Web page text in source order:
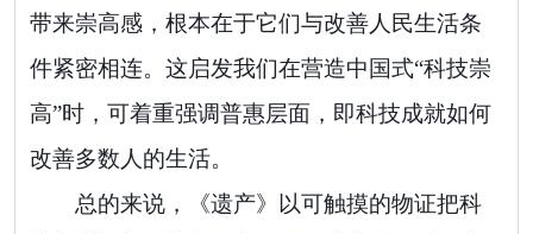
带来崇高感，根本在于它们与改善人民生活条
件紧密相连。这启发我们在营造中国式“科技崇
高”时，可着重强调普惠层面，即科技成就如何
改善多数人的生活。
总的来说，《遗产》以可触摸的物证把科